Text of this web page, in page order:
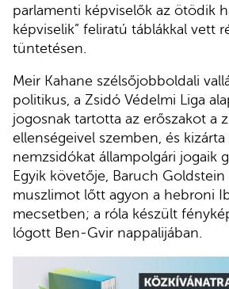
parlamenti képviselők az ötödik
képviselik” feliratú táblákkal vett
tüntetésen.
Meir Kahane szélsőjobboldali
politikus, a Zsidó Védelmi Liga
jogosnak tartotta az erőszakot a
ellenségeivel szemben, és
nemzsidókat állampolgári jogaik
Egyik követője, Baruch
muszlimot lőtt agyon a hebroni
mecsetben; a róla készült
lógott Ben-Gvir nappalijában.